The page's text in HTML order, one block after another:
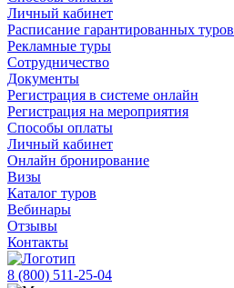
Личный кабинет
Расписание гарантированных туров
Рекламные туры
Сотрудничество
Документы
Регистрация в системе онлайн
Регистрация на мероприятия
Способы оплаты
Личный кабинет
Онлайн бронирование
Визы
Каталог туров
Вебинары
Отзывы
Контакты
8 (800) 511-25-04